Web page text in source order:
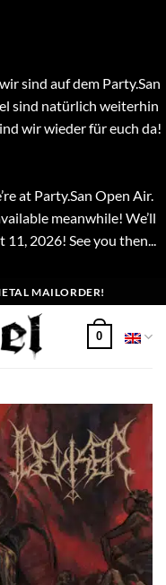
sind auf dem Party.San
sind natürlich weiterhin
wir wieder für euch da!
at Party.San Open Air.
meanwhile! We’ll
2026! See you then...
MAILORDER!
0